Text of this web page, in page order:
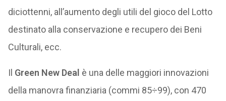
diciottenni, all’aumento degli utili del gioco del Lotto
destinato alla conservazione e recupero dei Beni
Culturali, ecc.
Il Green New Deal è una delle maggiori innovazioni
della manovra finanziaria (commi 85÷99), con 470